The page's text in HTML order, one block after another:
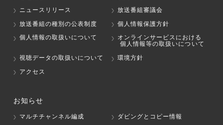
ニュースリリース
放送番組審議会
放送番組の種別の公表制度
個人情報保護方針
個人情報の取扱いについて
オンラインサービスにおける
個人情報等の取扱いについて
視聴データの取扱いについて
環境方針
アクセス
お知らせ
マルチチャンネル編成 ダビングとコピー情報